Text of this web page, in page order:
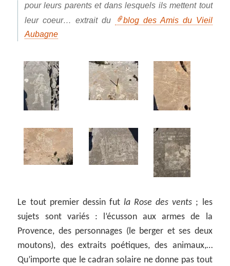
pour leurs parents et dans lesquels ils mettent tout
leur coeur… extrait du
blog des Amis du Vieil
Aubagne
Le tout premier dessin fut la Rose des vents ; les
sujets sont variés : l’écusson aux armes de la
Provence, des personnages (le berger et ses deux
moutons), des extraits poétiques, des animaux,…
Qu’importe que le cadran solaire ne donne pas tout